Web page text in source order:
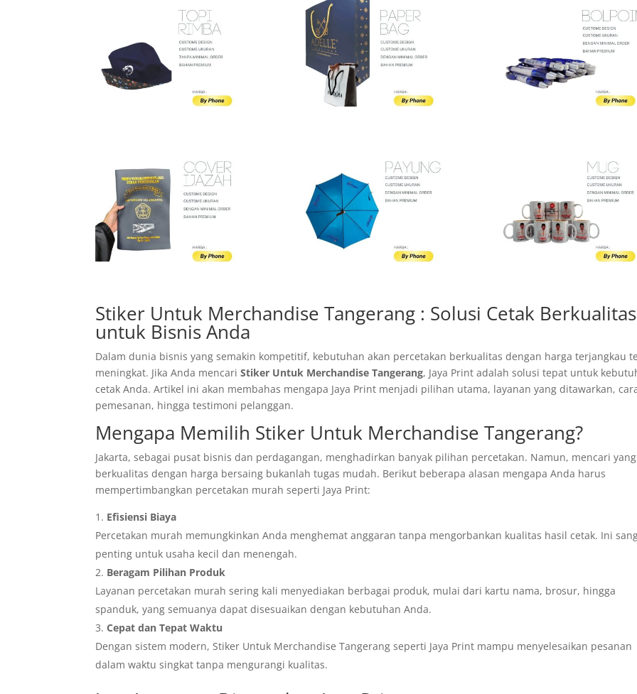
Stiker Untuk Merchandise Tangerang : Solusi Cetak Berkualitas
untuk Bisnis Anda
Dalam dunia bisnis yang semakin kompetitif, kebutuhan akan percetakan berkualitas dengan harga terjangkau
meningkat. Jika Anda mencariStiker Untuk Merchandise Tangerang, Jaya Print adalah solusi tepat untuk
cetak Anda. Artikel ini akan membahas mengapa Jaya Print menjadi pilihan utama, layanan yang ditawarkan,
pemesanan, hingga testimoni pelanggan.
Mengapa Memilih Stiker Untuk Merchandise Tangerang?
Jakarta, sebagai pusat bisnis dan perdagangan, menghadirkan banyak pilihan percetakan. Namun, mencari yang
berkualitas dengan harga bersaing bukanlah tugas mudah. Berikut beberapa alasan mengapa Anda harus
mempertimbangkan percetakan murah seperti Jaya Print:
Efisiensi Biaya
Percetakan murah memungkinkan Anda menghemat anggaran tanpa mengorbankan kualitas hasil cetak. Ini
penting untuk usaha kecil dan menengah.
Beragam Pilihan Produk
Layanan percetakan murah sering kali menyediakan berbagai produk, mulai dari kartu nama, brosur, hingga
spanduk, yang semuanya dapat disesuaikan dengan kebutuhan Anda.
Cepat dan Tepat Waktu
Dengan sistem modern, Stiker Untuk Merchandise Tangerang seperti Jaya Print mampu menyelesaikan pesanan
dalam waktu singkat tanpa mengurangi kualitas.